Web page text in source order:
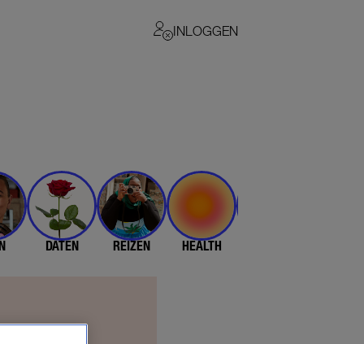
INLOGGEN
DATEN REIZEN HEALTH